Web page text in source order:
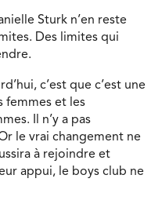
Sturk n’en reste
Des limites qui
c’est que c’est une
femmes et les
Il n’y a pas
le vrai changement ne
à rejoindre et
appui, le boys club ne